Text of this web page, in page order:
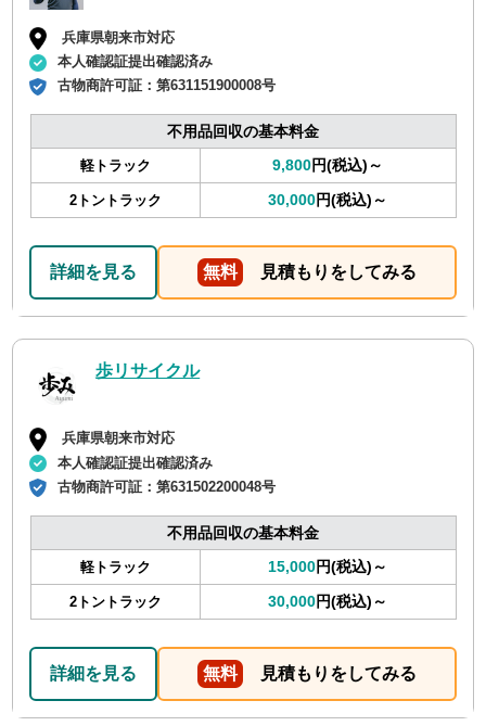
兵庫県朝来市対応
本人確認証提出確認済み
古物商許可証：第631151900008号
不用品回収の基本料金
軽トラック 9,800円(税込)～
2トントラック 30,000円(税込)～
詳細を見る 無料 見積もりをしてみる
歩リサイクル
兵庫県朝来市対応
本人確認証提出確認済み
古物商許可証：第631502200048号
不用品回収の基本料金
軽トラック 15,000円(税込)～
2トントラック 30,000円(税込)～
詳細を見る 無料 見積もりをしてみる